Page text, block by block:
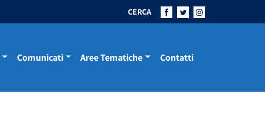
CERCA
Comunicati Aree Tematiche Contatti